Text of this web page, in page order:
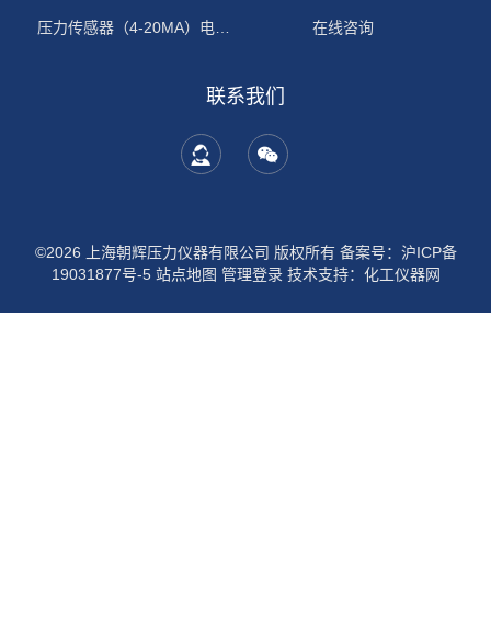
压力传感器（4-20MA）电流输出 在线咨询
联系我们
©2026 上海朝辉压力仪器有限公司 版权所有 备案号：沪ICP备
19031877号-5 站点地图 管理登录技术支持： 化工仪器网